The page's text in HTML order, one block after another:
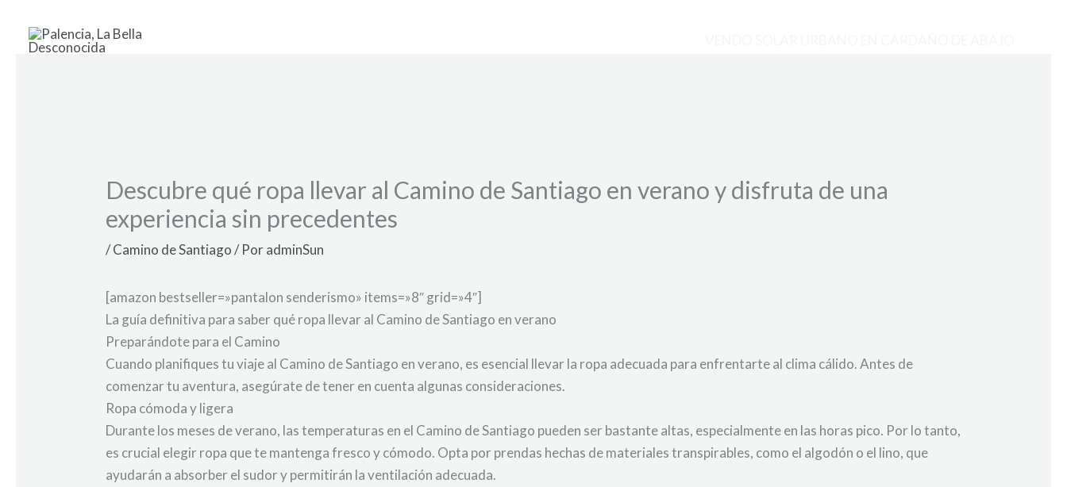
contenido
Descubre qué ropa llevar al Camino de Santiago en verano y disfruta de una
experiencia sin precedentes
/Camino de Santiago/ PoradminSun
[amazon bestseller=»pantalon senderismo» items=»8″ grid=»4″]
La guía definitiva para saber qué ropa llevar al Camino de Santiago en verano
Preparándote para el Camino
Cuando planifiques tu viaje al Camino de Santiago en verano, es esencial llevar la ropa adecuada para enfrentarte al clima cálido. Antes de
comenzar tu aventura, asegúrate de tener en cuenta algunas consideraciones.
Ropa cómoda y ligera
Durante los meses de verano, las temperaturas en el Camino de Santiago pueden ser bastante altas, especialmente en las horas pico. Por lo tanto,
es crucial elegir ropa que te mantenga fresco y cómodo. Opta por prendas hechas de materiales transpirables, como el algodón o el lino, que
ayudarán a absorber el sudor y permitirán la ventilación adecuada.